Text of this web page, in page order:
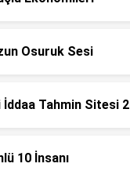
Osuruk Sesi
İddaa Tahmin Sitesi
10 İnsanı